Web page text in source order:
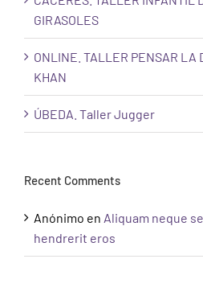
GIRASOLES
ONLINE. TALLER PENSAR LA
KHAN
ÚBEDA. Taller Jugger
Recent Comments
Anónimo en Aliquam neque
hendrerit eros